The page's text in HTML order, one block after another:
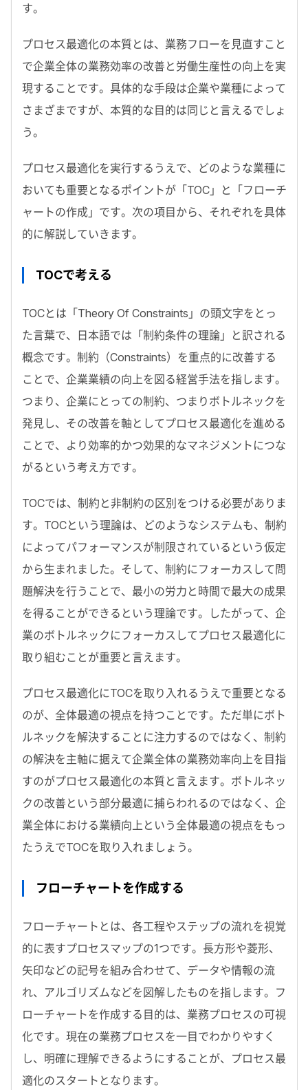
す。
プロセス最適化の本質とは、業務フローを見直すこと
で企業全体の業務効率の改善と労働生産性の向上を実
現することです。具体的な手段は企業や業種によって
さまざまですが、本質的な目的は同じと言えるでしょ
う。
プロセス最適化を実行するうえで、どのような業種に
おいても重要となるポイントが「TOC」と「フローチ
ャートの作成」です。次の項目から、それぞれを具体
的に解説していきます。
TOCで考える
TOCとは「Theory Of Constraints」の頭文字をとっ
た言葉で、日本語では「制約条件の理論」と訳される
概念です。制約（Constraints）を重点的に改善する
ことで、企業業績の向上を図る経営手法を指します。
つまり、企業にとっての制約、つまりボトルネックを
発見し、その改善を軸としてプロセス最適化を進める
ことで、より効率的かつ効果的なマネジメントにつな
がるという考え方です。
TOCでは、制約と非制約の区別をつける必要がありま
す。TOCという理論は、どのようなシステムも、制約
によってパフォーマンスが制限されているという仮定
から生まれました。そして、制約にフォーカスして問
題解決を行うことで、最小の労力と時間で最大の成果
を得ることができるという理論です。したがって、企
業のボトルネックにフォーカスしてプロセス最適化に
取り組むことが重要と言えます。
プロセス最適化にTOCを取り入れるうえで重要となる
のが、全体最適の視点を持つことです。ただ単にボト
ルネックを解決することに注力するのではなく、制約
の解決を主軸に据えて企業全体の業務効率向上を目指
すのがプロセス最適化の本質と言えます。ボトルネッ
クの改善という部分最適に捕らわれるのではなく、企
業全体における業績向上という全体最適の視点をもっ
たうえでTOCを取り入れましょう。
フローチャートを作成する
フローチャートとは、各工程やステップの流れを視覚
的に表すプロセスマップの1つです。長方形や菱形、
矢印などの記号を組み合わせて、データや情報の流
れ、アルゴリズムなどを図解したものを指します。フ
ローチャートを作成する目的は、業務プロセスの可視
化です。現在の業務プロセスを一目でわかりやすく
し、明確に理解できるようにすることが、プロセス最
適化のスタートとなります。